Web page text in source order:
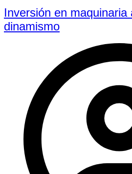
Inversión en
dinamismo